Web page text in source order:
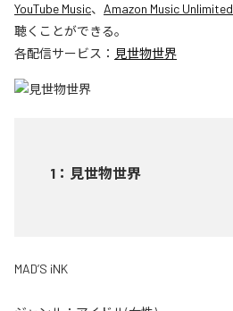
YouTube Music、 Amazon Music Unlimited
聴くことができる。
各配信サービス： 見世物世界
1 ： 見世物世界
MAD’S iNK